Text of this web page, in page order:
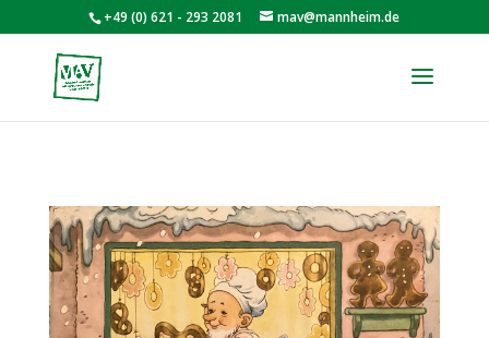
+49 (0) 621 - 293 2081 mav@mannheim.de